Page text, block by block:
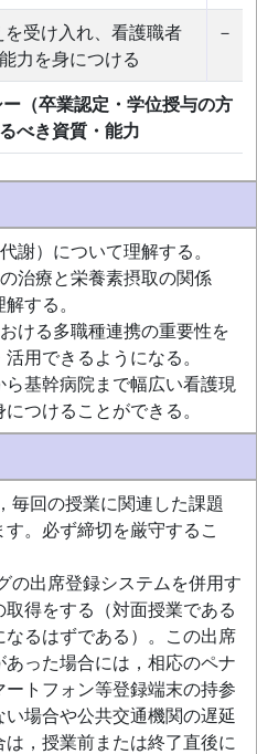
受け入れ、看護職者
力を身につける
－
（卒業認定・学位授与の方
べき資質・能力
）について理解する。
治療と栄養素摂取の関係
する。
ける多職種連携の重要性を
用できるようになる。
基幹病院まで幅広い看護現
つけることができる。
回の授業に関連した課題
す。必ず締切を厳守するこ
出席登録システムを併用す
得をする（対面授業である
るはずである）。この出席
った場合には，相応のペナ
トフォン等登録端末の持参
場合や公共交通機関の遅延
，授業前または終了直後に